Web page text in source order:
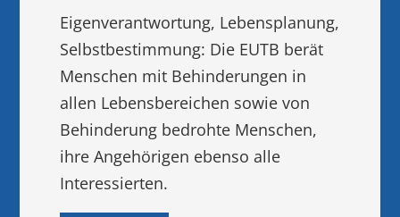
Eigenverantwortung, Lebensplanung,
Selbstbestimmung: Die EUTB berät
Menschen mit Behinderungen in
allen Lebensbereichen sowie von
Behinderung bedrohte Menschen,
ihre Angehörigen ebenso alle
Interessierten.